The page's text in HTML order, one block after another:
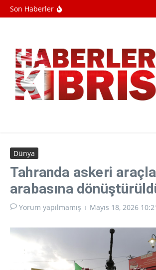
İçeriğe atla
Son Haberler
açılmayacak
Dünya
Tahranda askeri
arabasına
Yorum yapılmamış Mayıs 18, 2026